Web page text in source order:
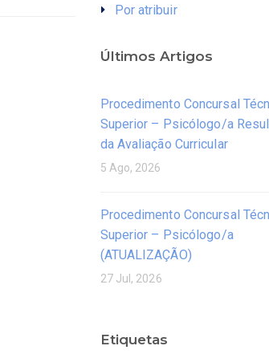
Por atribuir
Últimos Artigos
Procedimento Concursal
Superior – Psicólogo/a
da Avaliação Curricular
5 Ago, 2026
Procedimento Concursal
Superior – Psicólogo/a
(ATUALIZAÇÃO)
27 Jul, 2026
Etiquetas